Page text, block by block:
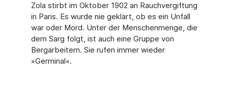
Zola stirbt im Oktober 1902 an Rauchvergiftung
in Paris. Es wurde nie geklärt, ob es ein Unfall
war oder Mord. Unter der Menschenmenge, die
dem Sarg folgt, ist auch eine Gruppe von
Bergarbeitern. Sie rufen immer wieder
»Germinal«.